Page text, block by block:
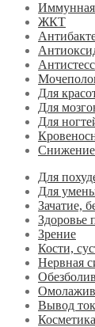
Иммунная
ЖКТ
Антистесс
Для
Для
Для
Снижение
Для
Для
Зачатие,
Здоровье
Зрение
Кости,
Нервная
Вывод
Косметика